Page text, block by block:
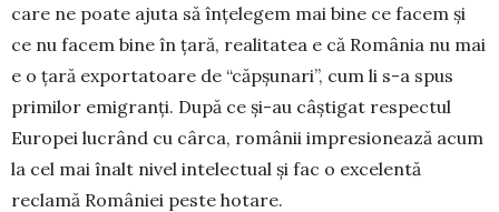
care ne poate ajuta să înțelegem mai bine ce facem și
ce nu facem bine în țară, realitatea e că România nu mai
e o țară exportatoare de “căpșu­nari”, cum li s-a spus
primilor emigranți. După ce și-au câștigat respectul
Europei lucrând cu cârca, românii impresionează acum
la cel mai înalt nivel intelectual și fac o excelentă
reclamă României peste hotare.